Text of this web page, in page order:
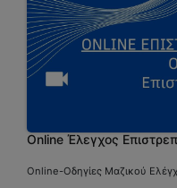
Online Έλεγχος
Online-Οδηγίες Μαζικού